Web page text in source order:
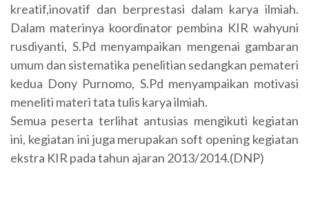
kreatif,inovatif dan berprestasi dalam karya ilmiah.
Dalam materinya koordinator pembina KIR wahyuni
rusdiyanti, S.Pd menyampaikan mengenai gambaran
umum dan sistematika penelitian sedangkan pemateri
kedua Dony Purnomo, S.Pd menyampaikan motivasi
meneliti materi tata tulis karya ilmiah.
Semua peserta terlihat antusias mengikuti kegiatan
ini, kegiatan ini juga merupakan soft opening kegiatan
ekstra KIR pada tahun ajaran 2013/2014.(DNP)